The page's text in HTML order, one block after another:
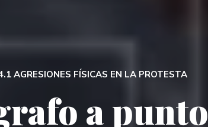
AGRESIONES FÍSICAS EN LA PROTESTA
a